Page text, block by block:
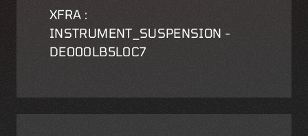
XFRA :
INSTRUMENT_SUSPENSION -
DE000LB5L0C7